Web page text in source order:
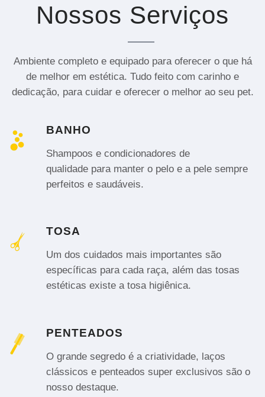
Nossos Serviços
Ambiente completo e equipado para oferecer o que há
de melhor em estética. Tudo feito com carinho e
dedicação, para cuidar e oferecer o melhor ao seu pet.
BANHO
Shampoos e condicionadores de
qualidade para manter o pelo e a pele sempre
perfeitos e saudáveis.
TOSA
Um dos cuidados mais importantes são
específicas para cada raça, além das tosas
estéticas existe a tosa higiênica.
PENTEADOS
O grande segredo é a criatividade, laços
clássicos e penteados super exclusivos são o
nosso destaque.